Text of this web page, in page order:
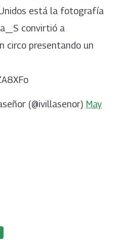
está la fotografía
convirtió a
circo presentando un
(@ivillasenor) May